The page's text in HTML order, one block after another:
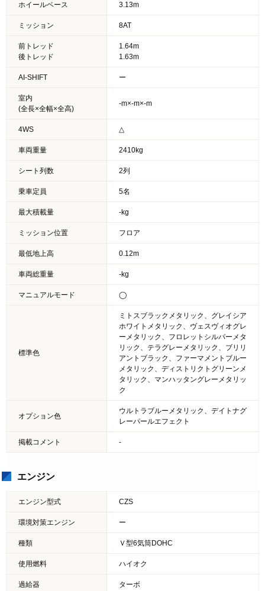
ホイールベース 3.13m
ミッション 8AT
前トレッド
後トレッド
1.64m
1.63m
AI-SHIFT ー
室内
(全長×全幅×全高)
-m×-m×-m
4WS △
車両重量 2410kg
シート列数 2列
乗車定員 5名
最大積載量 -kg
ミッション位置 フロア
最低地上高 0.12m
車両総重量 -kg
マニュアルモード ◯
標準色
ミトスブラックメタリック、グレイシア
ホワイトメタリック、ヴェスヴィオグレ
ーメタリック、フロレットシルバーメタ
リック、テラグレーメタリック、ブリリ
アントブラック、ファーマメントブルー
メタリック、ディストリクトグリーンメ
タリック、マンハッタングレーメタリッ
ク
オプション色
ウルトラブルーメタリック、デイトナグ
レーパールエフェクト
掲載コメント -
エンジン
エンジン型式 CZS
環境対策エンジン ー
種類 Ｖ型6気筒DOHC
使用燃料 ハイオク
過給器 ターボ